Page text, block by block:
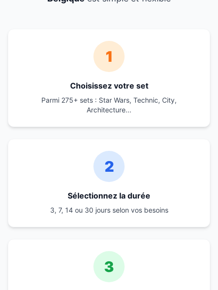
1
Choisissez votre set
Parmi 275+ sets : Star Wars, Technic, City,
Architecture...
2
Sélectionnez la durée
3, 7, 14 ou 30 jours selon vos besoins
3